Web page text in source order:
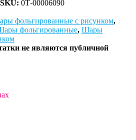
SKU: 0Т-00006090
фольгированные с рисунком,
фольгированные, Шары
не являются публичной